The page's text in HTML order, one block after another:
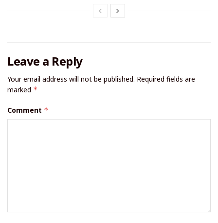
Leave a Reply
Your email address will not be published. Required fields are
marked *
Comment *